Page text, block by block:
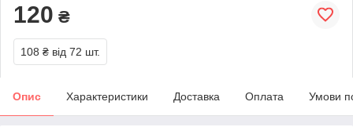
120 ₴
108 ₴ від 72 шт.
Опис Характеристики Доставка Оплата Умови